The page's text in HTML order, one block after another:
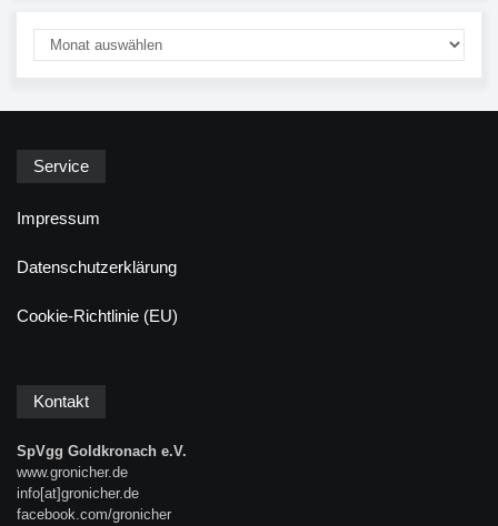
Service
Impressum
Datenschutzerklärung
Cookie-Richtlinie (EU)
Kontakt
SpVgg Goldkronach e.V.
www.gronicher.de
info[at]gronicher.de
facebook.com/gronicher